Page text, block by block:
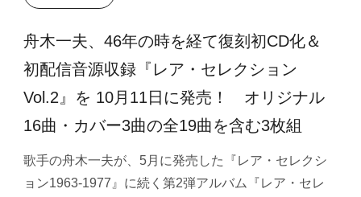
舟木一夫、46年の時を経て復刻初CD化＆
初配信音源収録『レア・セレクション
Vol.2』を 10月11日に発売！ オリジナル
16曲・カバー3曲の全19曲を含む3枚組
歌手の舟木一夫が、5月に発売した『レア・セレクシ
ョン1963-1977』に続く第2弾アルバム『レア・セレ